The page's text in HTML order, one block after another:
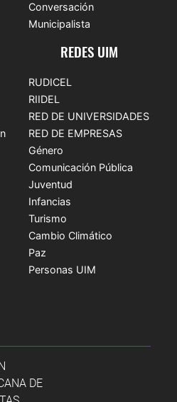
Conversación
Municipalista
REDES UIM
RUDICEL
RIIDEL
RED DE UNIVERSIDADES
RED DE EMPRESAS
Género
Comunicación Pública
Juventud
Infancias
Turismo
Cambio Climático
Paz
Personas UIM
DE